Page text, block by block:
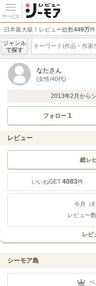
サービス
日本最大級！レビュー総数449万件
ジャンル
で探す
なたさん
(女性/40代)
2013年2月から
フォロー 1
レビュー
総レ
いいねGET 4083件
今月（8
レビュー数
レビ
シーモア島
ベ